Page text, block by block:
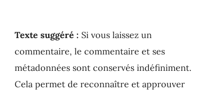
Texte suggéré : Si vous laissez un
commentaire, le commentaire et ses
métadonnées sont conservés indéfiniment.
Cela permet de reconnaître et approuver